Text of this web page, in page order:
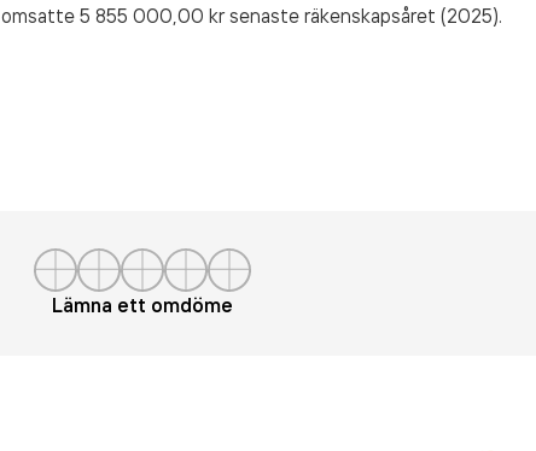
omsatte 5 855 000,00 krsenaste räkenskapsåret (2025).
Lämna ett omdöme